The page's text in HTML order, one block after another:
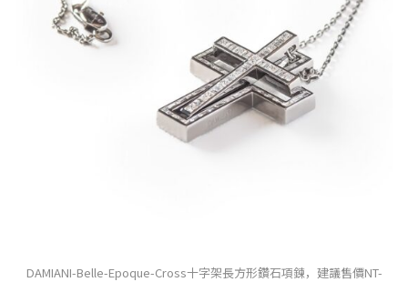
DAMIANI-Belle-Epoque-Cross十字架長方形鑽石項鍊，建議售價NT-